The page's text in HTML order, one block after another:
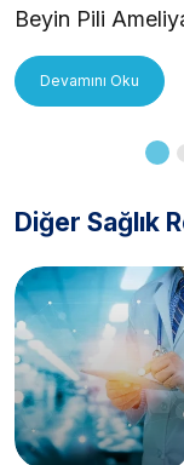
Beyin Pili
Devamını Oku
Diğer Sağlık